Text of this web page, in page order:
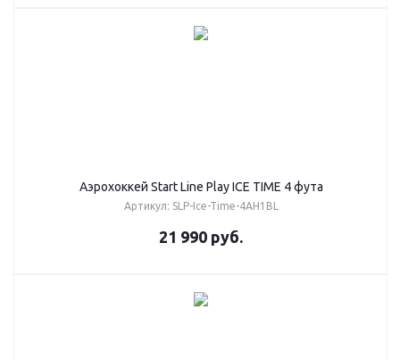
Аэрохоккей Start Line Play ICE TIME 4 фута
Артикул: SLP-Ice-Time-4AH1BL
21 990 руб.